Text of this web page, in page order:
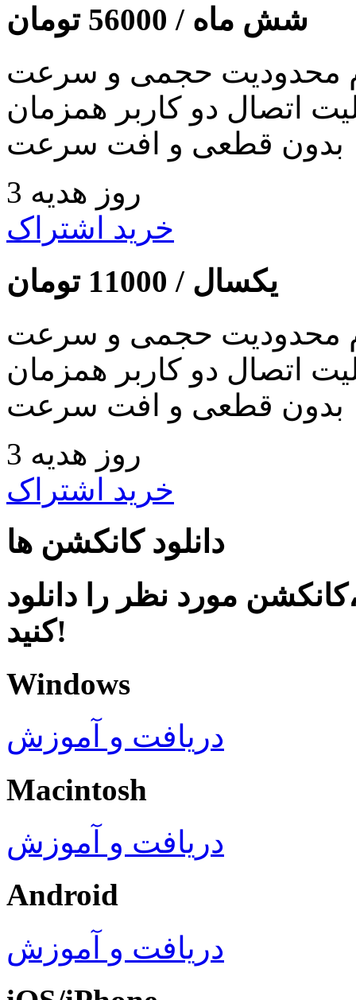
شش ماه / 56000 تومان
محدودیت حجمی و سرعت
اتصال دو کاربر همزمان
بدون قطعی و افت سرعت
3 روز هدیه
خرید اشتراک
یکسال / 11000 تومان
محدودیت حجمی و سرعت
اتصال دو کاربر همزمان
بدون قطعی و افت سرعت
3 روز هدیه
خرید اشتراک
دانلود کانکشن ها
مورد نظر را دانلود
کنید!
Windows
دریافت و آموزش
Macintosh
دریافت و آموزش
Android
دریافت و آموزش